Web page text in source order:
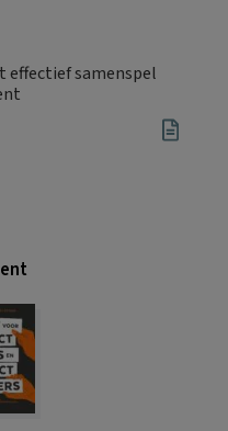
samenspel